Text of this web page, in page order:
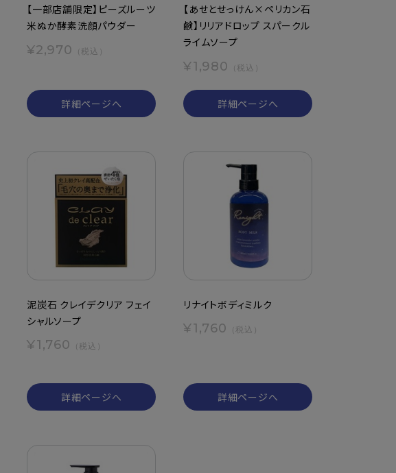
【一部店舗限定】ピーズルーツ
米ぬか酵素洗顔パウダー
¥2,970 （税込）
詳細ページへ
【あせとせっけん×ペリカン石
鹸】リリアドロップ スパークル
ライムソープ
¥1,980 （税込）
詳細ページへ
泥炭石 クレイデクリア フェイ
シャルソープ
¥1,760 （税込）
詳細ページへ
リナイトボディミルク
¥1,760 （税込）
詳細ページへ